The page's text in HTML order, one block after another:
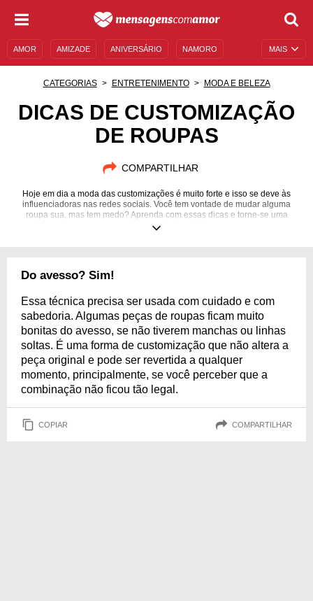
MAIS
AMOR AMIZADE ANIVERSÁRIO NAMORO
MENSAGENS E FRASES MENSAGENS DE ANIVERSÁRIO
CATEGORIAS ENTRETENIMENTO MODA E BELEZA
DICAS DE CUSTOMIZAÇÃO
DE ROUPAS
COMPARTILHAR
Hoje em dia a moda das customizações é muito forte e isso se deve às
influenciadoras nas redes sociais. Você tem vontade de mudar alguma
roupa sua, mas tem medo? Aprenda com essas dicas e torne-se uma
expert em customização!
Do avesso? Sim!
Essa técnica precisa ser usada com cuidado e com
sabedoria. Algumas peças de roupas ficam muito
bonitas do avesso, se não tiverem manchas ou linhas
soltas. É uma forma de customização que não altera a
peça original e pode ser revertida a qualquer
momento, principalmente, se você perceber que a
combinação não ficou tão legal.
COPIAR COMPARTILHAR